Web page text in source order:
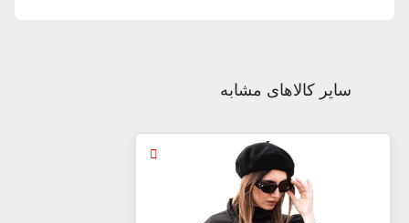
سایر کالاهای مشابه